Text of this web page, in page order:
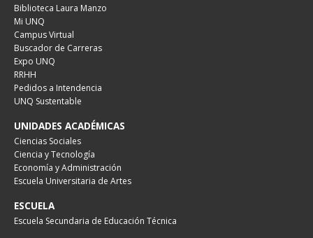
Biblioteca Laura Manzo
Mi UNQ
Campus Virtual
Buscador de Carreras
Expo UNQ
RRHH
Pedidos a Intendencia
UNQ Sustentable
UNIDADES ACADÉMICAS
Ciencias Sociales
Ciencia y Tecnología
Economía y Administración
Escuela Universitaria de Artes
ESCUELA
Escuela Secundaria de Educación Técnica